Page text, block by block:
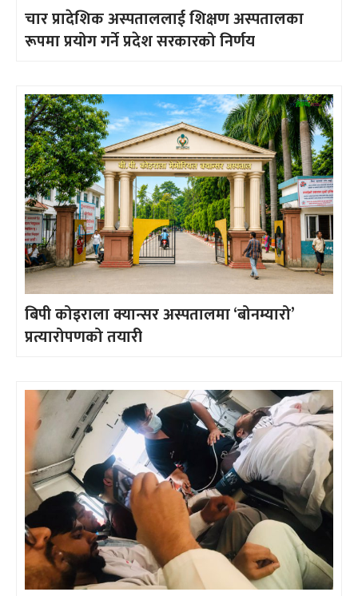
चार प्रादेशिक अस्पताललाई शिक्षण अस्पतालका
रूपमा प्रयोग गर्ने प्रदेश सरकारको निर्णय
बिपी कोइराला क्यान्सर अस्पतालमा ‘बोनम्यारो’
प्रत्यारोपणको तयारी